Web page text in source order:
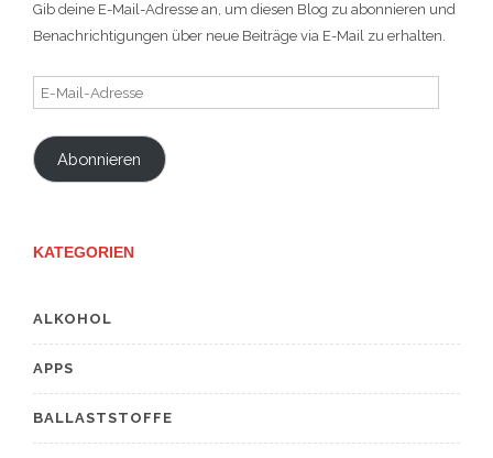
Gib deine E-Mail-Adresse an, um diesen Blog zu abonnieren und
Benachrichtigungen über neue Beiträge via E-Mail zu erhalten.
E-
Mail-
Adresse
Abonnieren
KATEGORIEN
ALKOHOL
APPS
BALLASTSTOFFE